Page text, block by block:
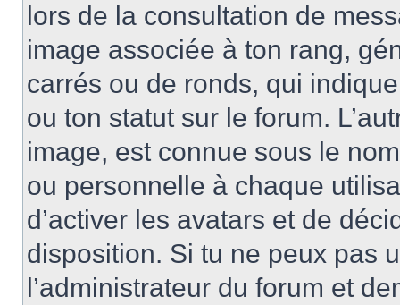
lors de la consultation de
image associée à ton rang,
carrés ou de ronds, qui
ou ton statut sur le forum.
image, est connue sous le
ou personnelle à chaque
d’activer les avatars et de
disposition. Si tu ne peux pas
l’administrateur du forum et